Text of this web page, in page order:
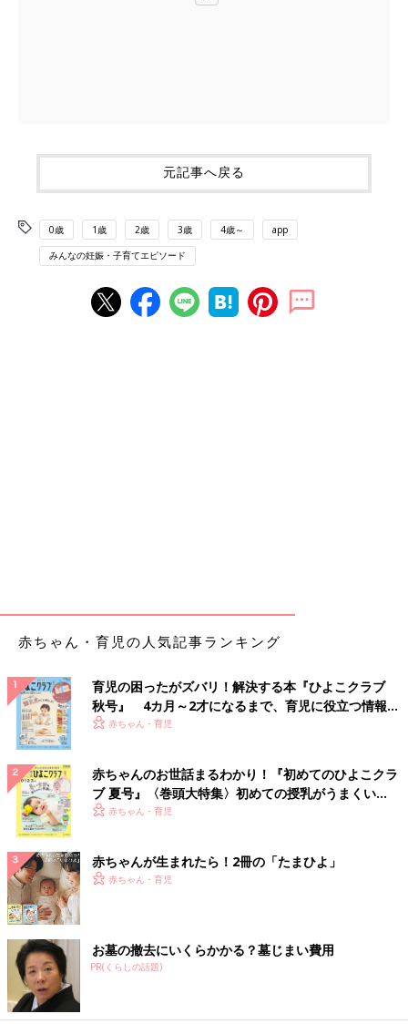
元記事へ戻る
0歳 1歳 2歳 3歳 4歳～ app
みんなの妊娠・子育てエピソード
赤ちゃん・育児の人気記事ランキング
育児の困ったがズバリ！解決する本『ひよこクラブ
秋号』 4カ月～2才になるまで、育児に役立つ情報が
いっぱい！
赤ちゃん・育児
赤ちゃんのお世話まるわかり！『初めてのひよこクラ
ブ 夏号』〈巻頭大特集〉初めての授乳がうまくい
く！ おっぱい・ミルクの基本と夏のトラブル 解決テ
赤ちゃん・育児
赤ちゃんが生まれたら！2冊の「たまひよ」
赤ちゃん・育児
お墓の撤去にいくらかかる？墓じまい費用
PR(くらしの話題)